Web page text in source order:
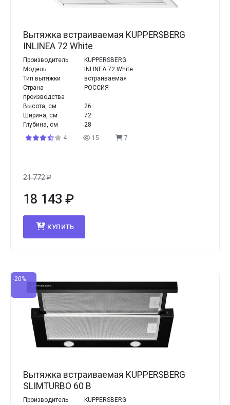
Вытяжка встраиваемая KUPPERSBERG
INLINEA 72 White
Производитель
KUPPERSBERG
Модель
INLINEA 72 White
Тип вытяжки
встраиваемая
Страна
производства
РОССИЯ
Высота, см
26
Ширина, см
72
Глубина, см
28
4
15 7
21 772₽
18 143 ₽
КУПИТЬ
-20%
Вытяжка встраиваемая KUPPERSBERG
SLIMTURBO 60 B
Производитель
KUPPERSBERG